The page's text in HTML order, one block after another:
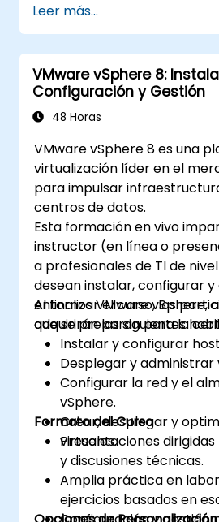
Implementar
de red y
Crear, gestionar y
virtuales.
Asegurar la alta
recuperación ante
Automatizar tareas de
gestionar el ciclo de
actualizaciones.
Solucionar problemas
buenas prácticas.
Leer más...
VMware vSphere 8:
Configuración y Gestión
48 Horas
VMware vSphere 8 es una
virtualización líder en el
para impulsar
centros de datos.
Esta formación en vivo
instructor (en línea o
a profesionales de TI de
desean instalar, configurar
entornos VMware vSphere,
que se preparan para la
Al finalizar el curso, los
adquirirán las siguientes
Instalar y configurar
Desplegar y administrar
Configurar la red y el
vSphere.
Crear, desplegar y
virtuales.
Formato del Curso
Presentaciones
y discusiones técnicas.
Amplia práctica en
ejercicios basados en